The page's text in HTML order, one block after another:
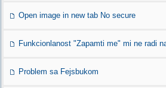
Open image in new tab No secure
Funkcionlanost "Zapamti me" mi ne radi
Problem sa Fejsbukom